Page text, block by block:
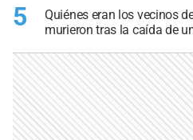
5
Quiénes eran los vecinos
murieron tras la caída de